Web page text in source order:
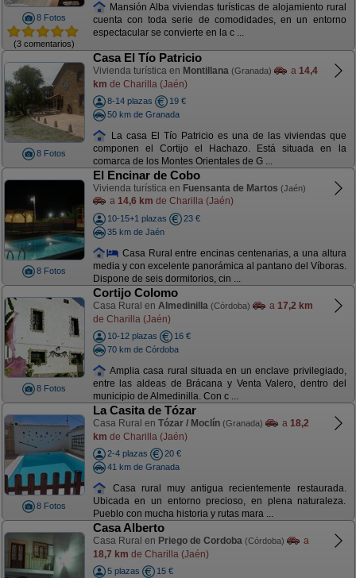
8 Fotos
(3 comentarios)
Mansión Alba viviendas turísticas de alojamiento rural
cuenta con toda serie de comodidades, en un entorno
espectacular se convierte en la c ...
8 Fotos
Casa El Tío Patricio
Vivienda turística en Montillana (Granada) a 14,4
km de Charilla (Jaén)
8-14 plazas
19 €
50 km de Granada
La casa El Tío Patricio es una de las viviendas que
componen el Cortijo el Hachazo. Está situada en la
comarca de los Montes Orientales de G ...
8 Fotos
El Encinar de Cobo
Vivienda turística en Fuensanta de Martos (Jaén)
a 14,6 km de Charilla (Jaén)
10-15+1 plazas
23 €
35 km de Jaén
Casa Rural entre encinas centenarias, a una altura
media y con excelente panorámica al pantano del Víboras.
Dispone de seis dormitorios, cin ...
8 Fotos
Cortijo Colomo
Casa Rural en Almedinilla (Córdoba) a 17,2 km
de Charilla (Jaén)
10-12 plazas
16 €
70 km de Córdoba
Amplia casa rural situada en un enclave privilegiado,
entre las aldeas de Brácana y Venta Valero, dentro del
municipio de Almedinilla. Con c ...
8 Fotos
La Casita de Tózar
Casa Rural en Tózar / Moclín (Granada) a 18,2
km de Charilla (Jaén)
2-4 plazas
20 €
41 km de Granada
Casa rural muy antigua recientemente restaurada.
Ubicada en un entorno precioso, en plena naturaleza.
Pueblo con mucha historia y rutas mara ...
Casa Alberto
Casa Rural en Priego de Cordoba (Córdoba)
a
18,7 km de Charilla (Jaén)
5 plazas
15 €